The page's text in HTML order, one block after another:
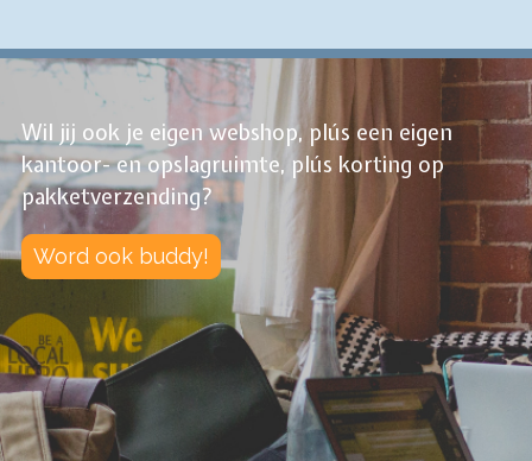
Wil jij ook je eigen webshop, plús een eigen
kantoor- en opslagruimte, plús korting op
pakketverzending?
Word ook buddy!